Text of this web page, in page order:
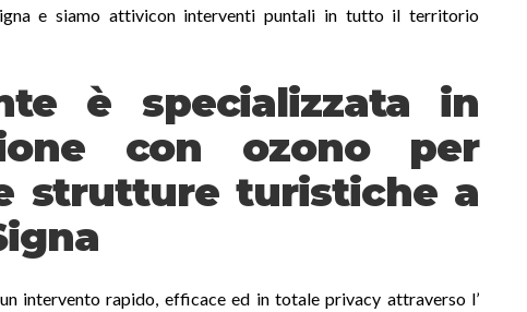
e siamo attivicon interventi puntali in tutto il territorio
è specializzata in
con ozono per
strutture turistiche a
intervento rapido, efficace ed in totale privacy attraverso l’